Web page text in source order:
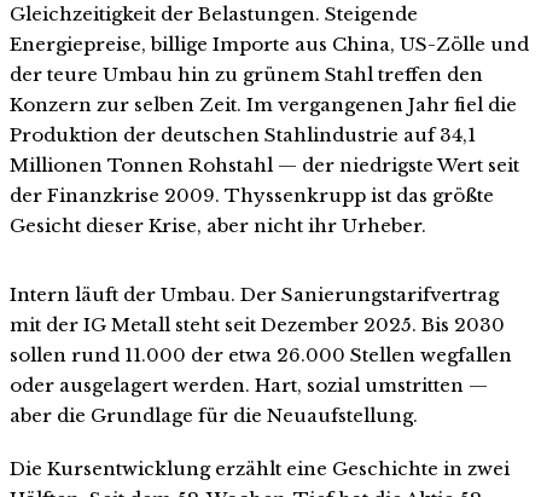
Gleichzeitigkeit der Belastungen. Steigende
Energiepreise, billige Importe aus China, US-Zölle und
der teure Umbau hin zu grünem Stahl treffen den
Konzern zur selben Zeit. Im vergangenen Jahr fiel die
Produktion der deutschen Stahlindustrie auf 34,1
Millionen Tonnen Rohstahl — der niedrigste Wert seit
der Finanzkrise 2009. Thyssenkrupp ist das größte
Gesicht dieser Krise, aber nicht ihr Urheber.
Intern läuft der Umbau. Der Sanierungstarifvertrag
mit der IG Metall steht seit Dezember 2025. Bis 2030
sollen rund 11.000 der etwa 26.000 Stellen wegfallen
oder ausgelagert werden. Hart, sozial umstritten —
aber die Grundlage für die Neuaufstellung.
Die Kursentwicklung erzählt eine Geschichte in zwei